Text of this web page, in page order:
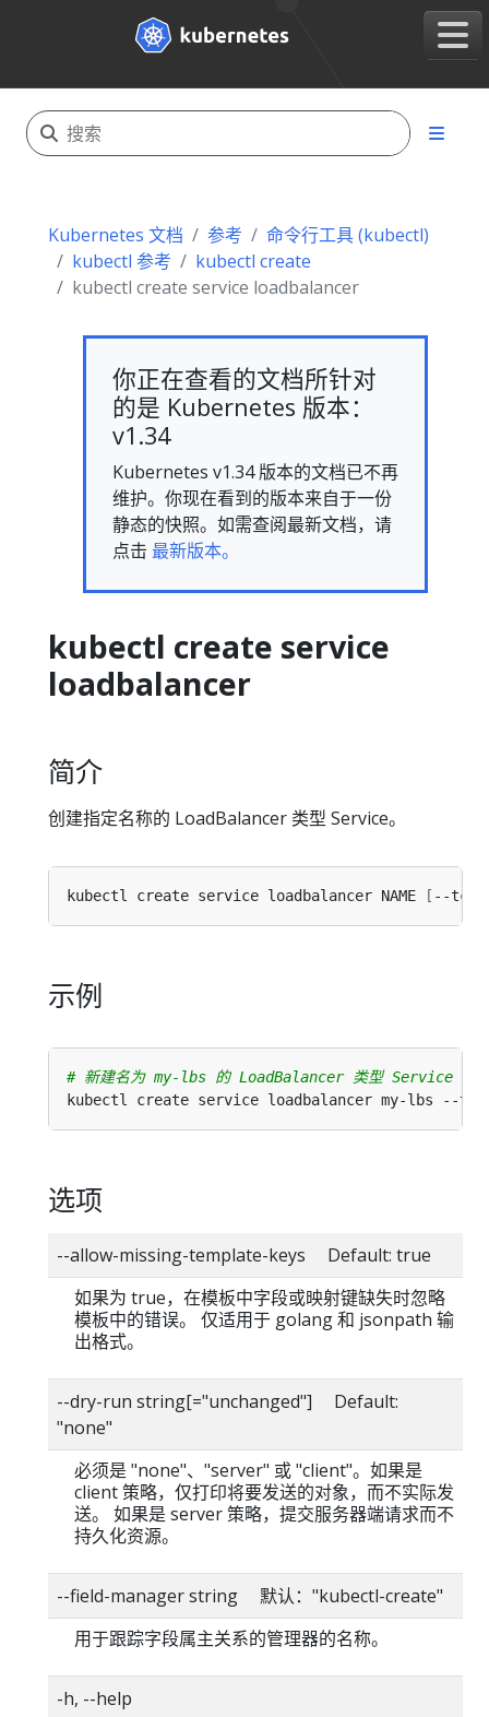
Kubernetes 文档 参考
命令行工具 (kubectl)
kubectl 参考
kubectl create
kubectl create service loadbalancer
你正在查看的文档所针对
的是 Kubernetes 版本：
v1.34
Kubernetes v1.34 版本的文档已不再
维护。你现在看到的版本来自于一份
静态的快照。如需查阅最新文档，请
点击 最新版本。
kubectl create service
loadbalancer
简介
创建指定名称的 LoadBalancer 类型 Service。
kubectl create service loadbalancer NAME [ --tcp
示例
# 新建名为 my-lbs 的 LoadBalancer 类型 Service
kubectl create service loadbalancer my-lbs --tcp
选项
--allow-missing-template-keys Default: true
如果为 true，在模板中字段或映射键缺失时忽略
模板中的错误。 仅适用于 golang 和 jsonpath 输
出格式。
--dry-run string[="unchanged"] Default:
"none"
必须是 "none"、"server" 或 "client"。如果是
client 策略，仅打印将要发送的对象，而不实际发
送。 如果是 server 策略，提交服务器端请求而不
持久化资源。
--field-manager string 默认："kubectl-create"
用于跟踪字段属主关系的管理器的名称。
-h, --help